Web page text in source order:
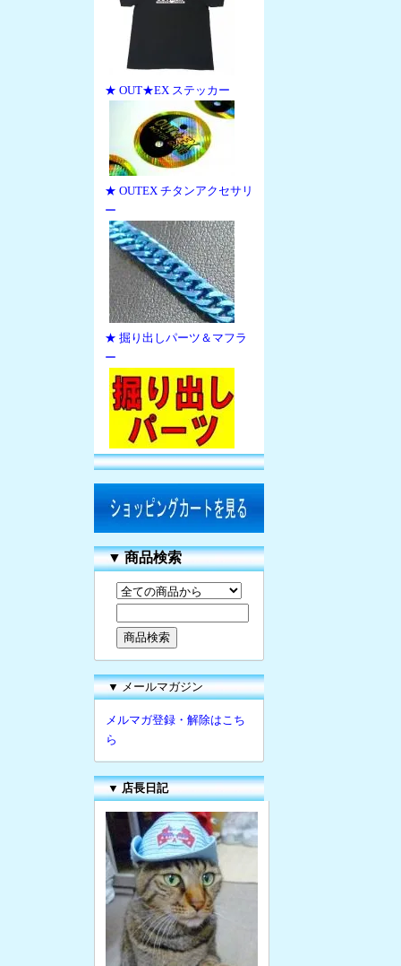
★ OUT★EX ステッカー
★ OUTEX チタンアクセサリ
ー
★ 掘り出しパーツ＆マフラ
ー
▼商品検索
▼ メールマガジン
メルマガ登録・解除はこち
ら
▼ 店長日記